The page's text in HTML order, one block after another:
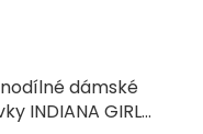
dámské
INDIANA GIRL